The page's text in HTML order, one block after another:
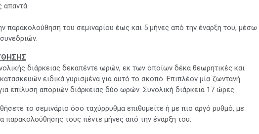
απαντά.
παρακολούθηση του σεμιναρίου έως και 5 μήνες από την έναρξη του, μέσω
διάρκειας δεκαπέντε ωρών, εκ των οποίων δέκα θεωρητικές και
ειδικά γυρισμένα για αυτό το σκοπό. Επιπλέον μία ζωντανή
επίλυση αποριών διάρκειας δύο ωρών. Συνολική διάρκεια 17 ώρες.
το σεμινάριο όσο ταχύρρυθμα επιθυμείτε ή με πιο αργό ρυθμό, με
παρακολούθησης τους πέντε μήνες από την έναρξη του.